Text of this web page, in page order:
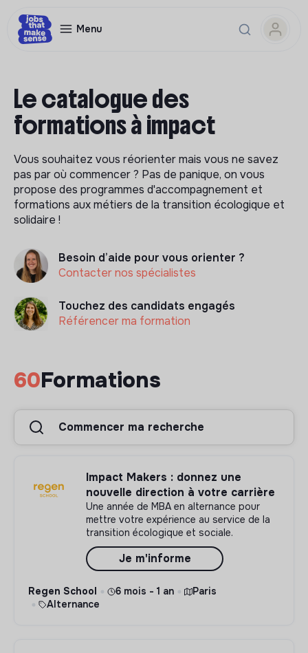
Menu
Le catalogue des
formations à impact
Vous souhaitez vous réorienter mais vous ne savez
pas par où commencer ? Pas de panique, on vous
propose des programmes d'accompagnement et
formations aux métiers de la transition écologique et
solidaire !
Besoin d’aide pour vous orienter ?
Contacter nos spécialistes
Touchez des candidats engagés
Référencer ma formation
60Formations
Commencer ma recherche
Impact Makers : donnez une
nouvelle direction à votre carrière
Une année de MBA en alternance pour
mettre votre expérience au service de la
transition écologique et sociale.
Je m'informe
Regen School 6 mois - 1 an
Paris
Alternance